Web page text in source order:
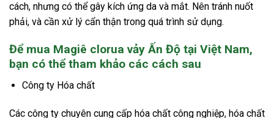
cách, nhưng có thể gây kích ứng da và mắt. Nên tránh nuốt
phải, và cần xử lý cẩn thận trong quá trình sử dụng.
Để mua Magiê clorua vảy Ấn Độ tại Việt Nam,
bạn có thể tham khảo các cách sau
Công ty Hóa chất
Các công ty chuyên cung cấp hóa chất công nghiệp, hóa chất